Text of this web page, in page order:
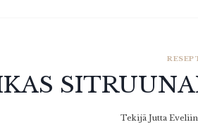
Tekijä Jutta